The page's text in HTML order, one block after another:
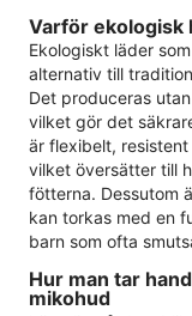
Varför ekologisk
Ekologiskt läder
alternativ till
Det produceras
vilket gör det
är flexibelt,
vilket översätter till
fötterna. Dessutom
kan torkas med en
barn som ofta
Hur man tar
mikohud